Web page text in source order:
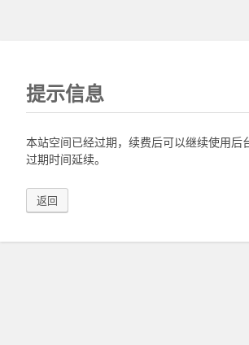
提示信息
本站空间已经过期，续费后可以继续使用后
过期时间延续。
返回